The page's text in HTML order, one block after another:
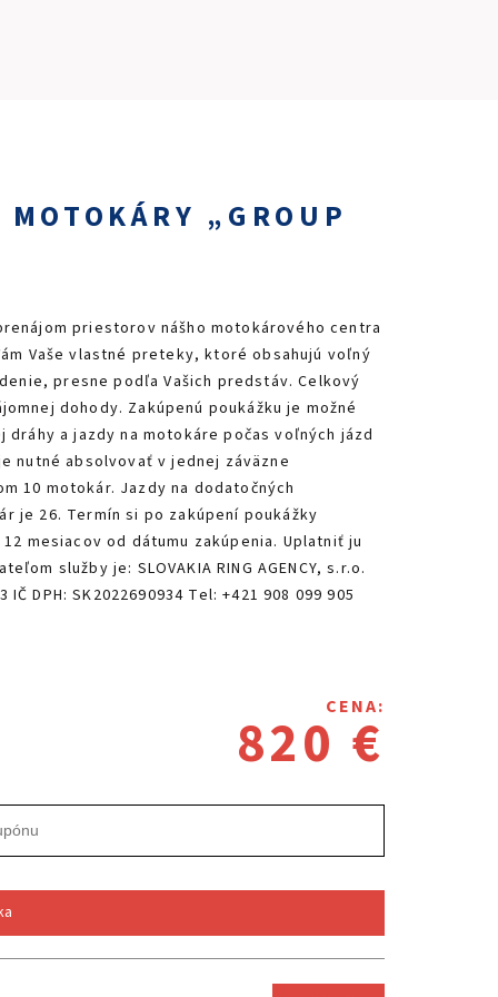
HOTEL RING
SK
EN
MAPA STRÁNKY
E-SHOP A VSTUPENKY
PRE FIRMY
PODUJATIA 2026
KONTAKTY
„GROUP
priestorov nášho motokárového centra
Vaše vlastné preteky, ktoré obsahujú voľný
presne podľa Vašich predstáv. Celkový
dohody. Zakúpenú poukážku je možné
a jazdy na motokáre počas voľných jázd
nutné absolvovať v jednej záväzne
10 motokár. Jazdy na dodatočných
je 26. Termín si po zakúpení poukážky
mesiacov od dátumu zakúpenia. Uplatniť ju
služby je: SLOVAKIA RING AGENCY, s.r.o.
DPH: SK2022690934 Tel: +421 908 099 905
CENA:
820 €